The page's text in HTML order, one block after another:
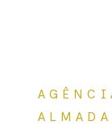
ALMADA